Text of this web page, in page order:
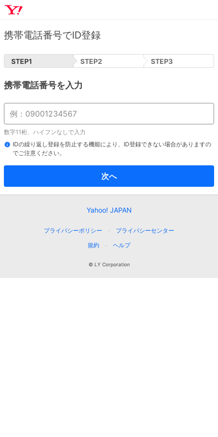
携帯電話番号でID登録
STEP1 STEP2 STEP3
携帯電話番号を入力
数字11桁、ハイフンなしで入力
IDの繰り返し登録を防止する機能により、ID登録できない場合がありますの
でご注意ください。
次へ
Yahoo! JAPAN
プライバシーポリシー
プライバシーセンター
規約
ヘルプ
© LY Corporation